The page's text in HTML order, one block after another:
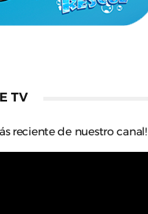
TV
reciente de nuestro canal!